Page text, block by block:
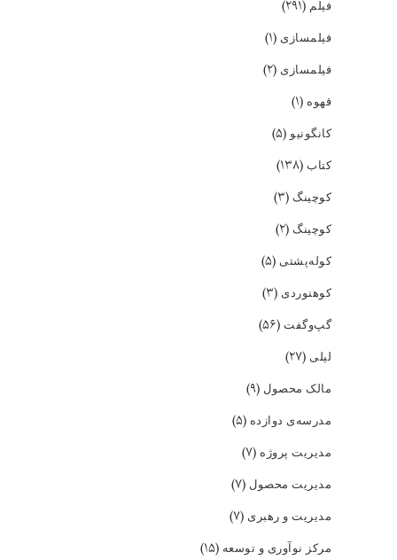
فیلم (۲۹۱)
فیلمسازی (۱)
فیلمسازی (۲)
قهوه (۱)
کانگونیو(۵)
کتاب (۱۳۸)
کوچینگ (۳)
کوچینگ (۲)
کوله‌پشتی (۵)
کوهنوردی (۳)
گپ‌و‌گفت (۵۶)
لیلی (۲۷)
مالک محصول (۹)
مدرسه‌ی دوازده (۵)
مدیریت پروژه (۷)
مدیریت محصول (۷)
مدیریت و رهبری (۷)
مرکز نوآوری و توسعه (۱۵)